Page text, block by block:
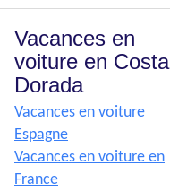
Vacances en
voiture en Costa
Dorada
Vacances en voiture
Espagne
Vacances en voiture en
France